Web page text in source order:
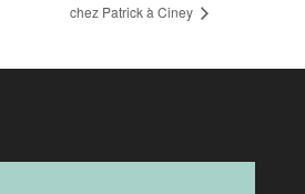
chez Patrick à Ciney